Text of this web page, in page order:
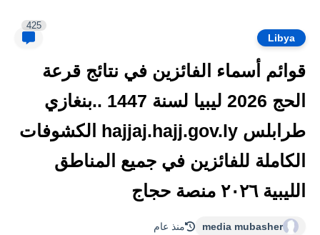
Libya
425
قوائم أسماء الفائزين في نتائج قرعة
الحج 2026 ليبيا لسنة 1447 ..بنغازي
طرابلس hajjaj.hajj.gov.ly الكشوفات
الكاملة للفائزين في جميع المناطق
الليبية ٢٠٢٦ منصة حجاج
media mubasher منذ عام